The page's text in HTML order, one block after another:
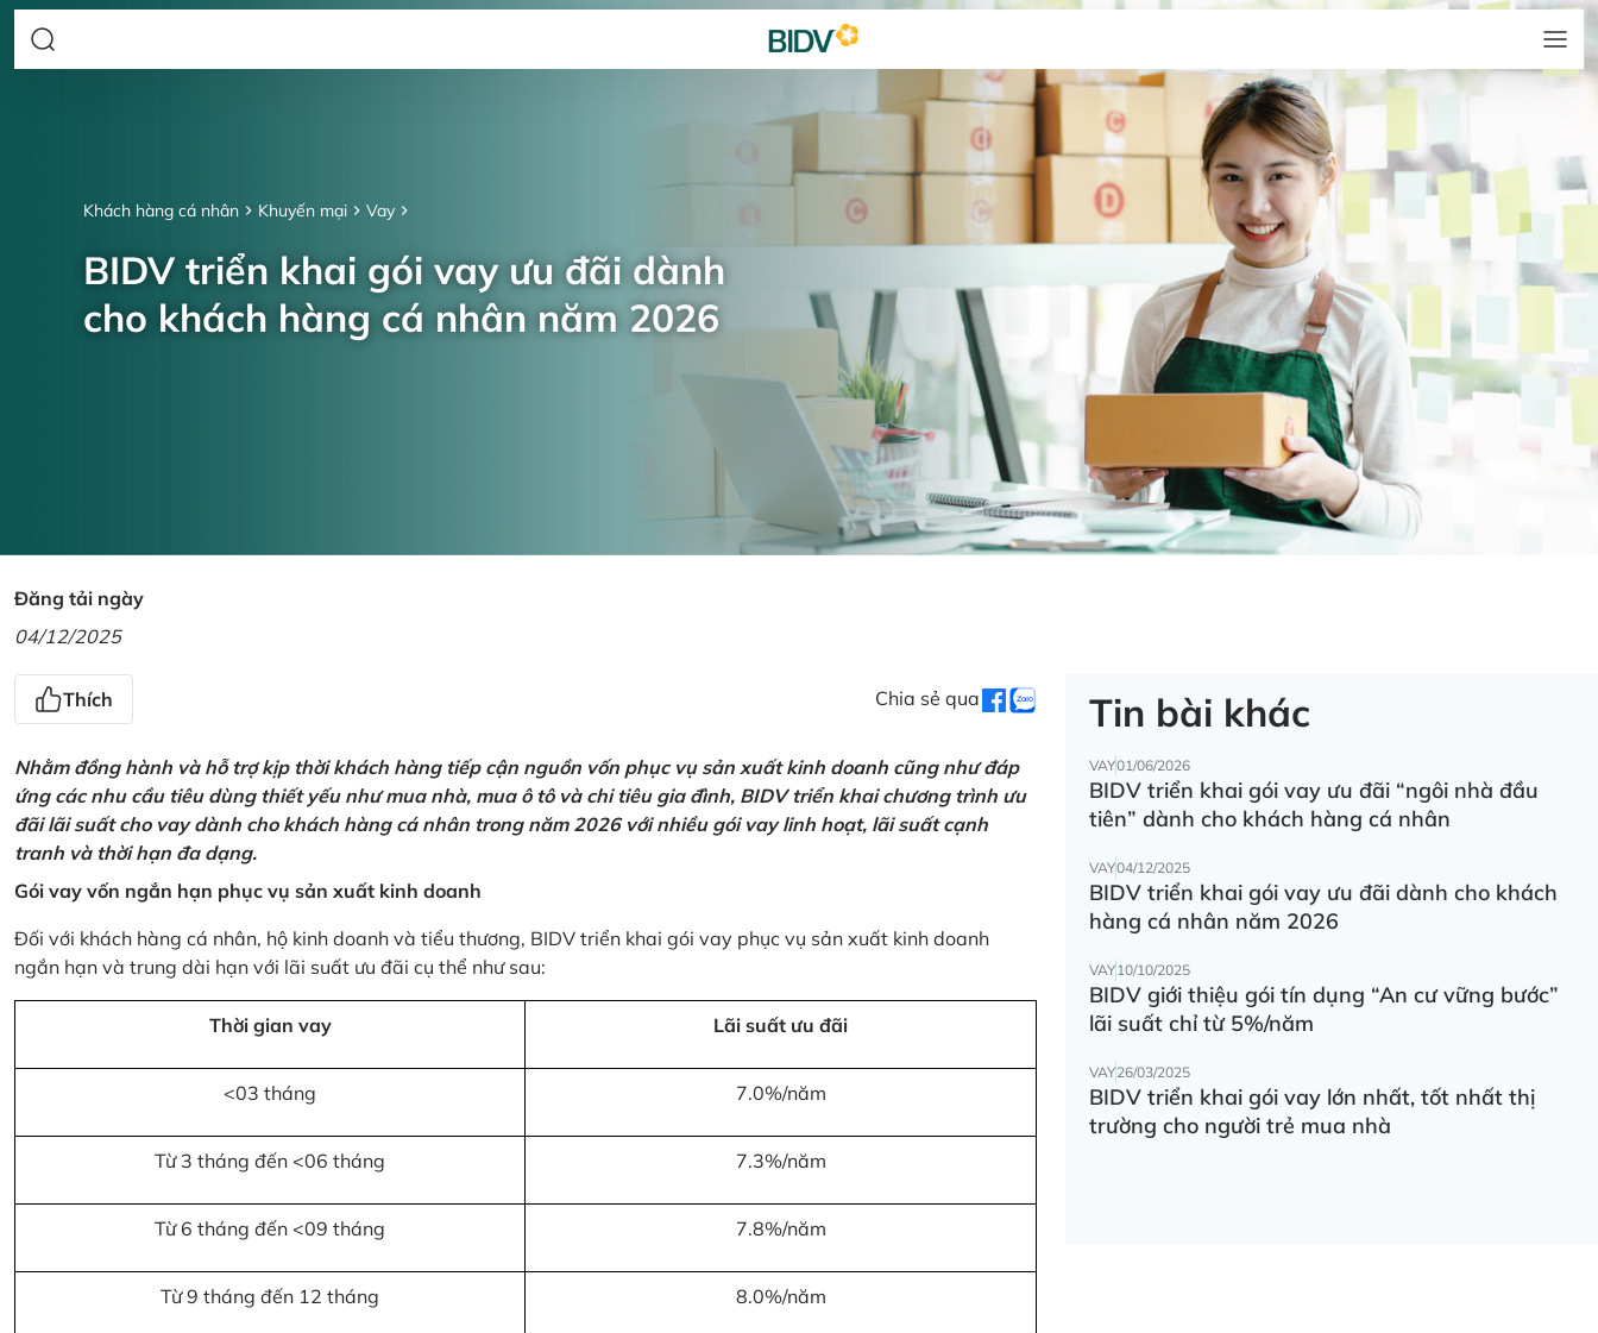
Khách hàng cá nhân Khuyến mại Vay
BIDV triển khai gói vay ưu đãi dành
cho khách hàng cá nhân năm 2026
Đăng tải ngày
04/12/2025
Thích Chia sẻ qua
Nhằm đồng hành và hỗ trợ kịp thời khách hàng tiếp cận nguồn vốn phục vụ sản xuất kinh doanh cũng như đáp
ứng các nhu cầu tiêu dùng thiết yếu như mua nhà, mua ô tô và chi tiêu gia đình, BIDV triển khai chương trình ưu
đãi lãi suất cho vay dành cho khách hàng cá nhân trong năm 2026 với nhiều gói vay linh hoạt, lãi suất cạnh
tranh và thời hạn đa dạng.
Gói vay vốn ngắn hạn phục vụ sản xuất kinh doanh
Đối với khách hàng cá nhân, hộ kinh doanh và tiểu thương, BIDV triển khai gói vay phục vụ sản xuất kinh doanh
ngắn hạn và trung dài hạn với lãi suất ưu đãi cụ thể như sau:
Thời gian vay Lãi suất ưu đãi
<03 tháng 7.0%/năm
Từ 3 tháng đến <06 tháng 7.3%/năm
Từ 6 tháng đến <09 tháng 7.8%/năm
Từ 9 tháng đến 12 tháng 8.0%/năm
Tin bài khác
VAY01/06/2026
BIDV triển khai gói vay ưu đãi “ngôi nhà đầu
tiên” dành cho khách hàng cá nhân
VAY04/12/2025
BIDV triển khai gói vay ưu đãi dành cho khách
hàng cá nhân năm 2026
VAY10/10/2025
BIDV giới thiệu gói tín dụng “An cư vững bước”
lãi suất chỉ từ 5%/năm
VAY26/03/2025
BIDV triển khai gói vay lớn nhất, tốt nhất thị
trường cho người trẻ mua nhà